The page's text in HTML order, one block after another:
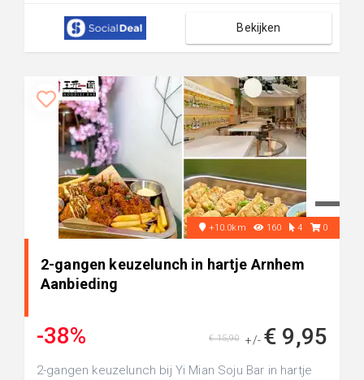
Bekijken
+10.0km 160 4 0
2-gangen keuzelunch in hartje Arnhem
Aanbieding
-38% +/- € 9,95
€ 15,90
2-gangen keuzelunch bij Yi Mian Soju Bar in hartje